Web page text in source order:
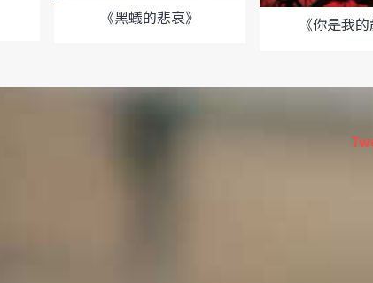
《黑蟻的悲哀》 《你是我的